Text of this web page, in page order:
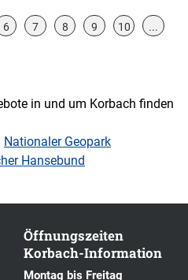
6 7 8 9 10 ...
in und um Korbach finden
Nationaler Geopark
Hansebund
Öffnungszeiten
Korbach-Information
Montag bis Freitag